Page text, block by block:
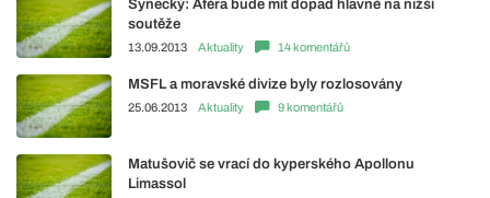
Synecký: Aféra bude mít dopad hlavně na nižší
soutěže
13.09.2013 Aktuality 14 komentářů
MSFL a moravské divize byly rozlosovány
25.06.2013 Aktuality 9 komentářů
Matušovič se vrací do kyperského Apollonu
Limassol